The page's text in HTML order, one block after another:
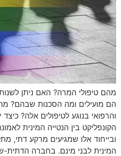
מהם טיפולי המרה? האם ניתן
הם מועילים ומה הסכנות שבהם?
והרפואי בנוגע לטיפולים אלה? כיצד
הקונפליקט בין הנטייה המינית
ובייחוד אלו שמגיעים מרקע דתי,
המינית לבני מינם. בחברה